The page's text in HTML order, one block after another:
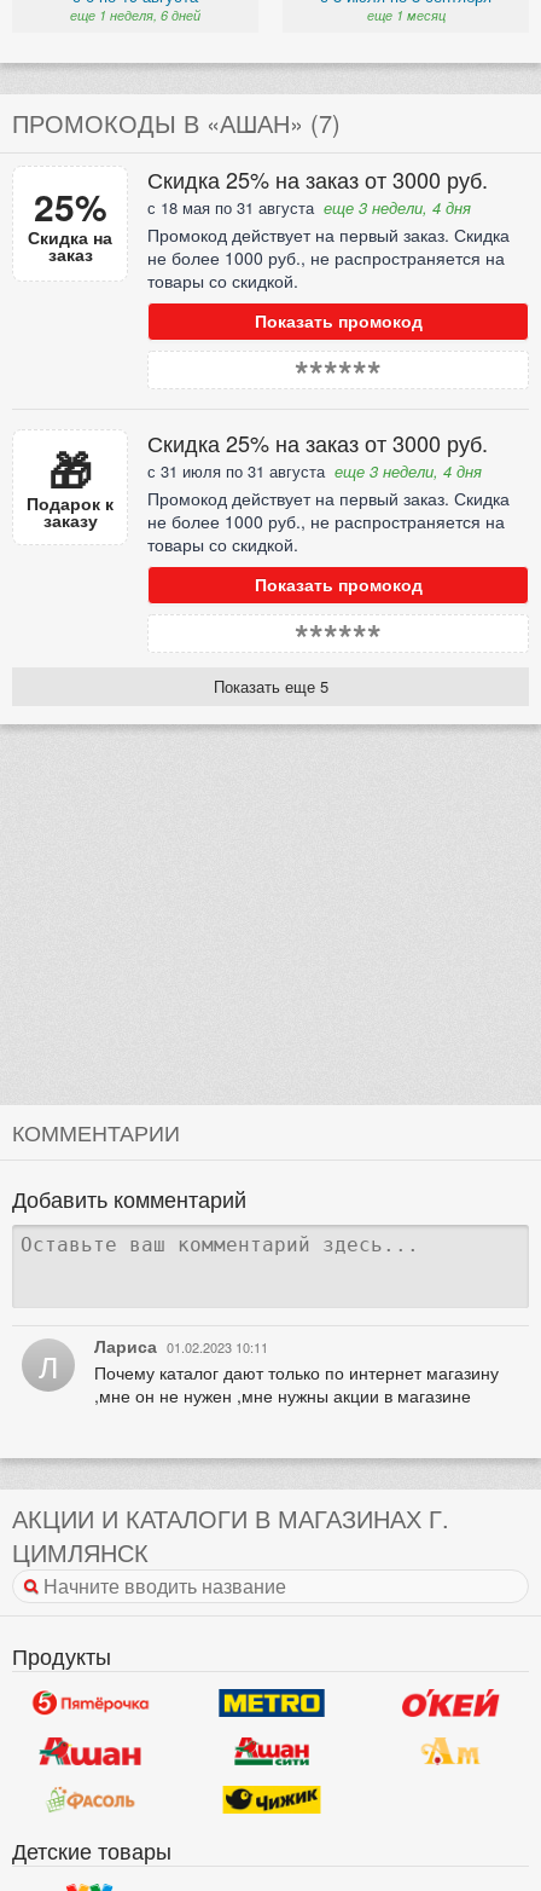
еще 1 неделя, 6 дней еще 1 месяц
ПРОМОКОДЫ В «АШАН» (7)
25%
Скидка на
заказ
Скидка 25% на заказ от 3000 руб.
с 18 мая по 31 августа еще 3 недели, 4 дня
Промокод действует на первый заказ. Скидка
не более 1000 руб., не распространяется на
товары со скидкой.
Показать промокод
******
🎁
Подарок к
заказу
Скидка 25% на заказ от 3000 руб.
с 31 июля по 31 августа еще 3 недели, 4 дня
Промокод действует на первый заказ. Скидка
не более 1000 руб., не распространяется на
товары со скидкой.
Показать промокод
******
Показать еще 5
КОММЕНТАРИИ
Добавить комментарий
Л Лариса 01.02.2023 10:11
Почему каталог дают только по интернет магазину
,мне он не нужен ,мне нужны акции в магазине
АКЦИИ И КАТАЛОГИ В МАГАЗИНАХ Г.
ЦИМЛЯНСК
Продукты
Детские товары